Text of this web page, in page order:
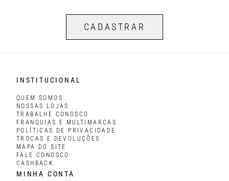
CADASTRAR
INSTITUCIONAL
QUEM SOMOS
NOSSAS LOJAS
TRABALHE CONOSCO
FRANQUIAS E MULTIMARCAS
POLÍTICAS DE PRIVACIDADE
TROCAS E DEVOLUÇÕES
MAPA DO SITE
FALE CONOSCO
CASHBACK
MINHA CONTA